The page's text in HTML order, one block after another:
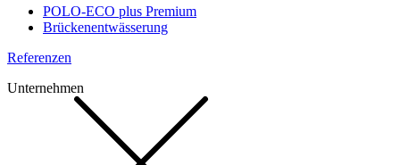
POLO-ECO plus Premium
Brückenentwässerung
Referenzen
Unternehmen